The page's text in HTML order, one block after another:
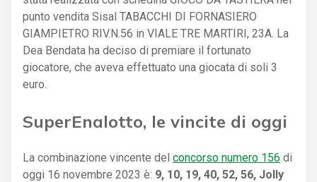
punto vendita Sisal TABACCHI DI FORNASIERO
GIAMPIETRO RIV.N.56 in VIALE TRE MARTIRI, 23A. La
Dea Bendata ha deciso di premiare il fortunato
giocatore, che aveva effettuato una giocata di soli 3
euro.
SuperEnalotto, le vincite di oggi
La combinazione vincente del concorso numero 156 di
oggi 16 novembre 2023 è: 9, 10, 19, 40, 52, 56, Jolly